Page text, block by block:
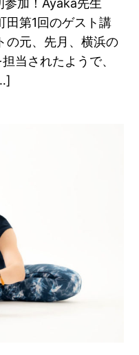
田第1回のゲスト講
の元、先月、横浜の
当されたようで、